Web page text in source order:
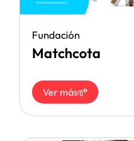
Fundación
Matchcota
Ver más